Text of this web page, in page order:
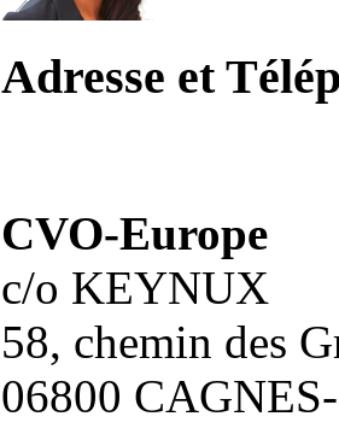
Adresse et
CVO-Europe
c/o KEYNUX
58, chemin des
06800